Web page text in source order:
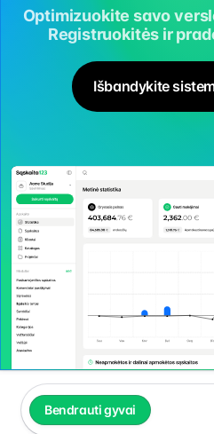
Optimizuokite savo
Registruokitės ir
Išbandykite
Bendrauti gyvai